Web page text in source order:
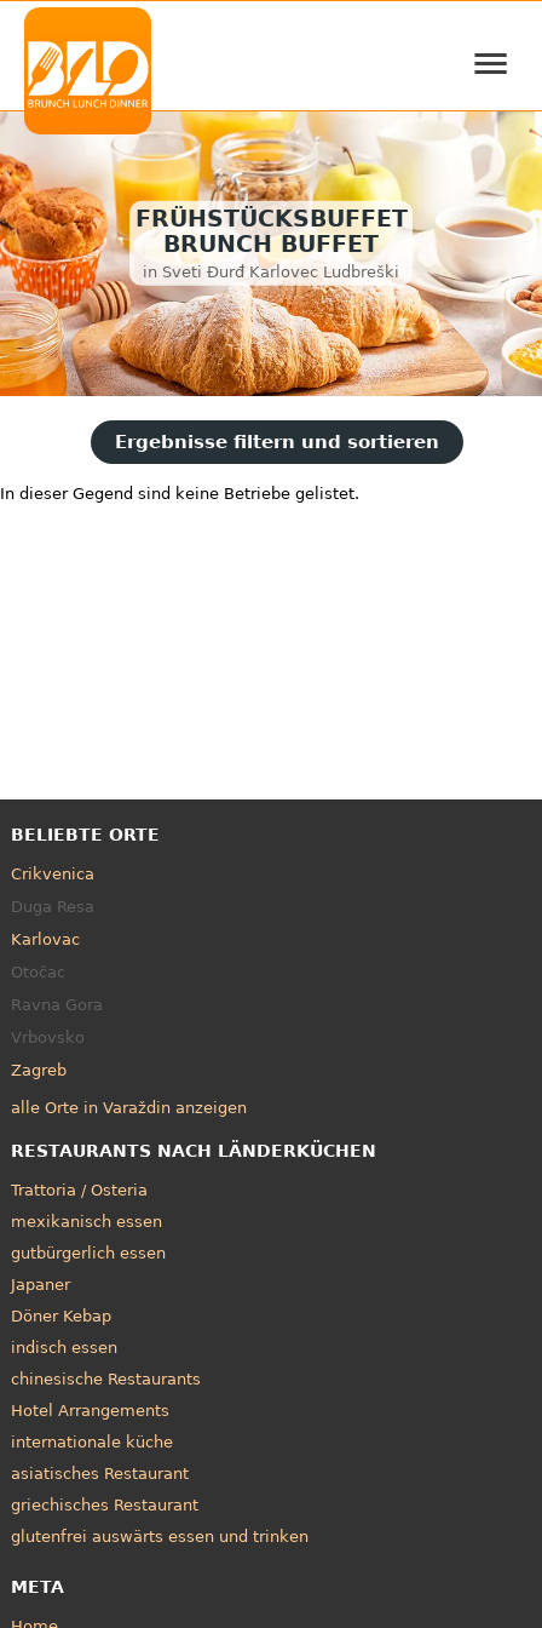
≡
FRÜHSTÜCKSBUFFET
BRUNCH BUFFET
in Sveti Đurđ Karlovec Ludbreški
Ergebnisse filtern und sortieren
In dieser Gegend sind keine Betriebe gelistet.
BELIEBTE ORTE
Crikvenica
Duga Resa
Karlovac
Otočac
Ravna Gora
Vrbovsko
Zagreb
alle Orte in Varaždin anzeigen
RESTAURANTS NACH LÄNDERKÜCHEN
Trattoria / Osteria
mexikanisch essen
gutbürgerlich essen
Japaner
Döner Kebap
indisch essen
chinesische Restaurants
Hotel Arrangements
internationale küche
asiatisches Restaurant
griechisches Restaurant
glutenfrei auswärts essen und trinken
META